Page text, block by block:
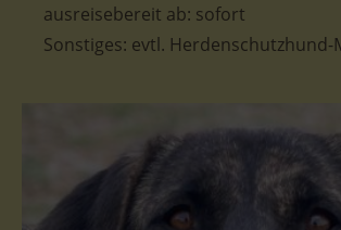
ausreisebereit ab: sofort
Sonstiges: evtl. Herdenschutzhund-